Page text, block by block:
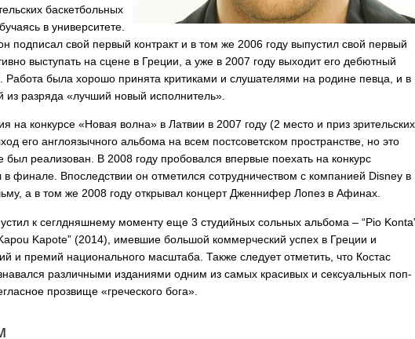
баскетбольных
в университете.
подписал свой первый контракт и в том же 2006 году выпустил свой первый
выступать на сцене в Греции, а уже в 2007 году выходит его дебютный
Работа была хорошо принята критиками и слушателями на родине певца, и в
из разряда «лучший новый исполнитель».
на конкурсе «Новая волна» в Латвии в 2007 году (2 место и приз зрительских
его англоязычного альбома на всем постсоветском пространстве, но это
был реализован. В 2008 году пробовался впервые поехать на конкурс
финале. Впоследствии он отметился сотрудничеством с компанией Disney в
а в том же 2008 году открывал концерт Дженнифер Лопез в Афинах.
к сеглдняшнему моменту еще 3 студийных сольных альбома – “Pio Konta
Kapote” (2014), имевшие большой коммерческий успех в Греции и
и премий национального масштаба. Также следует отметить, что Костас
различными изданиями одним из самых красивых и сексуальных поп-
прозвище «греческого бога».